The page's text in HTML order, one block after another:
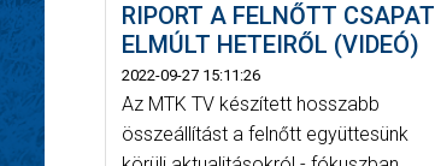
RIPORT A FELNŐTT CSAPAT
ELMÚLT HETEIRŐL (VIDEÓ)
2022-09-27 15:11:26
Az MTK TV készített hosszabb
összeállítást a felnőtt együttesünk